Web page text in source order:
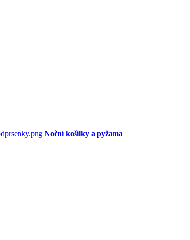
Noční košilky a pyžama